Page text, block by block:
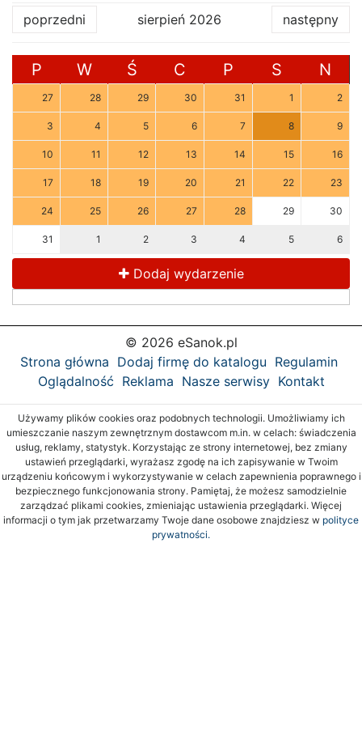
poprzedni sierpień 2026 następny
P W Ś C P S N
27 28 29 30 31 1 2
3 4 5 6 7 8 9
10 11 12 13 14 15 16
17 18 19 20 21 22 23
24 25 26 27 28 29 30
31 1 2 3 4 5 6
Dodaj wydarzenie
© 2026 eSanok.pl
Strona główna Dodaj firmę do katalogu Regulamin
Oglądalność Reklama Nasze serwisy Kontakt
Używamy plików cookies oraz podobnych technologii. Umożliwiamy ich
umieszczanie naszym zewnętrznym dostawcom m.in. w celach: świadczenia
usług, reklamy, statystyk. Korzystając ze strony internetowej, bez zmiany
ustawień przeglądarki, wyrażasz zgodę na ich zapisywanie w Twoim
urządzeniu końcowym i wykorzystywanie w celach zapewnienia poprawnego i
bezpiecznego funkcjonowania strony. Pamiętaj, że możesz samodzielnie
zarządzać plikami cookies, zmieniając ustawienia przeglądarki. Więcej
informacji o tym jak przetwarzamy Twoje dane osobowe znajdziesz w polityce
prywatności.